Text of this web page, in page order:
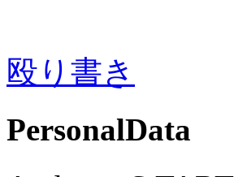
殴り書き
PersonalData